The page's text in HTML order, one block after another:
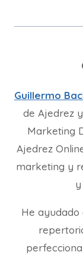
Guillermo
de Ajedrez
Marketing
Ajedrez
marketing y
He